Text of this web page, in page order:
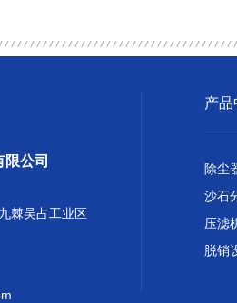
公司
棘吴占工业区
产品
除尘
沙石
压滤
脱销